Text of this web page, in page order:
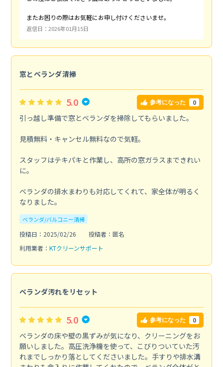
またお困りの際はお気軽にお申し付けくださいませ。
返信日：2026年01月15日
窓とベランダ清掃
5.0 参考になった 0
引っ越し準備で窓とベランダを掃除してもらいました。
見積無料・キャンセル無料なので気軽。
スタッフはテキパキと作業し、高所の窓ガラスまできれい
に。
ベランダの排水まわりも対応してくれて、家全体が明るく
なりました。
ベランダ/バルコニー清掃
投稿日：2025/02/26
投稿者：匿名
利用業者： KTクリーンサポート
ベランダ汚れをリセット
5.0 参考になった 0
ベランダの床や壁の黒ずみが気になり、クリーニングをお
願いしました。高圧洗浄機を使って、こびりついていた汚
れまでしっかり落としてくださいました。手すりや排水溝